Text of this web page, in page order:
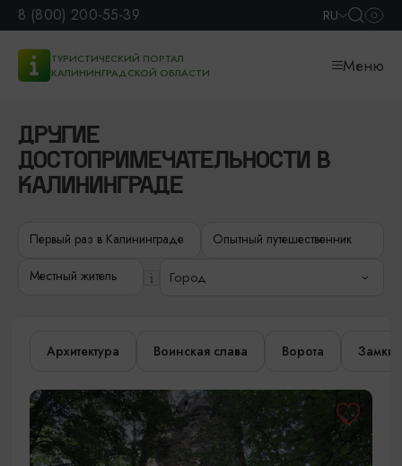
8 (800) 200-55-39 RU
ТУРИСТИЧЕСКИЙ ПОРТАЛ
КАЛИНИНГРАДСКОЙ ОБЛАСТИ
Меню
ДРУГИЕ
ДОСТОПРИМЕЧАТЕЛЬНОСТИ В
КАЛИНИНГРАДЕ
Первый раз в Калининграде Опытный путешественник
Местный житель Город
Архитектура Воинская слава Ворота Замки